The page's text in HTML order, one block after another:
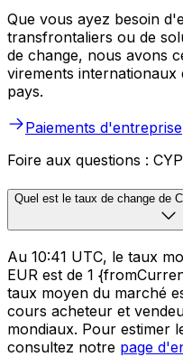
Que vous ayez besoin
transfrontaliers ou de
de change, nous avons
virements internationaux
pays.
Paiements d'entreprise
Foire aux questions :
Quel est le taux de change de
Au 10:41 UTC, le taux
EUR est de 1
taux moyen du marché
cours acheteur et
mondiaux. Pour estimer
consultez notre page